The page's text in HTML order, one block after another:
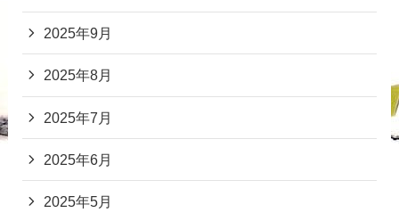
2025年9月
2025年8月
2025年7月
2025年6月
2025年5月